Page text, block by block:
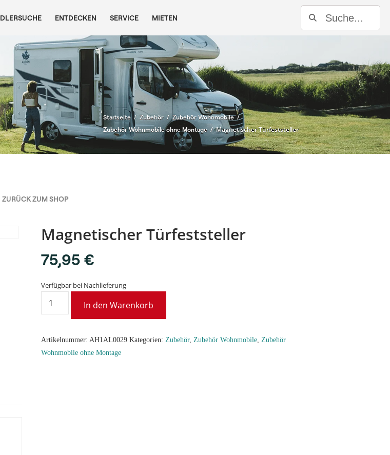
ENTDECKEN SERVICE MIETEN
Startseite/ Zubehör/Zubehör Wohnmobile/
Zubehör Wohnmobile ohne Montage/ Magnetischer Türfeststeller
ZURÜCK ZUM SHOP
Magnetischer Türfeststeller
75,95 €
Verfügbar bei Nachlieferung
In den Warenkorb
Artikelnummer: AH1AL0029 Kategorien: Zubehör, Zubehör Wohnmobile, Zubehör
Wohnmobile ohne Montage